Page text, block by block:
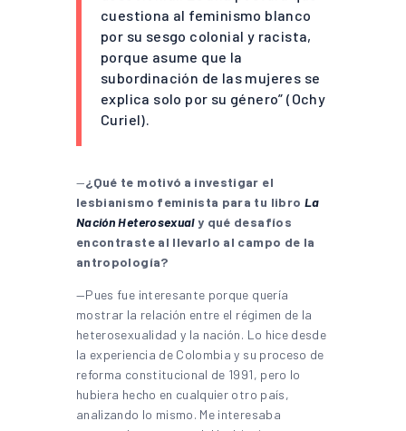
cuestiona al feminismo blanco
por su sesgo colonial y racista,
porque asume que la
subordinación de las mujeres se
explica solo por su género” (Ochy
Curiel).
—¿Qué te motivó a investigar el
lesbianismo feminista para tu libro La
Nación Heterosexualy qué desafíos
encontraste al llevarlo al campo de la
antropología?
—Pues fue interesante porque quería
mostrar la relación entre el régimen de la
heterosexualidad y la nación. Lo hice desde
la experiencia de Colombia y su proceso de
reforma constitucional de 1991, pero lo
hubiera hecho en cualquier otro país,
analizando lo mismo. Me interesaba